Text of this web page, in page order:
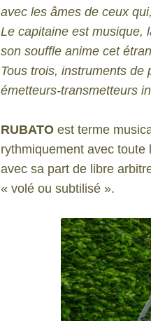
avec les âmes de ceux
Le capitaine est musique,
son souffle anime cet
Tous trois, instruments de
émetteurs-transmetteurs
RUBATO est terme
rythmiquement avec
avec sa part de libre
« volé ou subtilisé ».